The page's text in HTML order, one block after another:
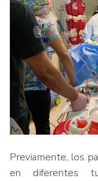
Previamente, los
en diferentes